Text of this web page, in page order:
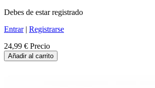
Debes de estar registrado
Entrar| Registrarse
24,99 € Precio
Añadir al carrito